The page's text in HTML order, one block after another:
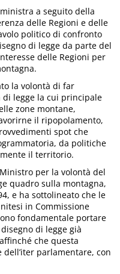
a seguito della
delle Regioni e delle
politico di confronto
di legge da parte del
delle Regioni per
la volontà di far
legge la cui principale
zone montane,
il ripopolamento,
spot che
da politiche
il territorio.
per la volontà del
quadro sulla montagna,
e ha sottolineato che le
in Commissione
fondamentale portare
di legge già
che questa
parlamentare, con